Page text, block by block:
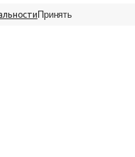
Принять